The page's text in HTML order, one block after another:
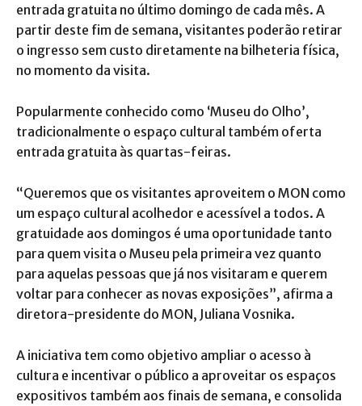
entrada gratuita no último domingo de cada mês. A
partir deste fim de semana, visitantes poderão retirar
o ingresso sem custo diretamente na bilheteria física,
no momento da visita.
Popularmente conhecido como ‘Museu do Olho’,
tradicionalmente o espaço cultural também oferta
entrada gratuita às quartas-feiras.
“Queremos que os visitantes aproveitem o MON como
um espaço cultural acolhedor e acessível a todos. A
gratuidade aos domingos é uma oportunidade tanto
para quem visita o Museu pela primeira vez quanto
para aquelas pessoas que já nos visitaram e querem
voltar para conhecer as novas exposições”, afirma a
diretora-presidente do MON, Juliana Vosnika.
A iniciativa tem como objetivo ampliar o acesso à
cultura e incentivar o público a aproveitar os espaços
expositivos também aos finais de semana, e consolida